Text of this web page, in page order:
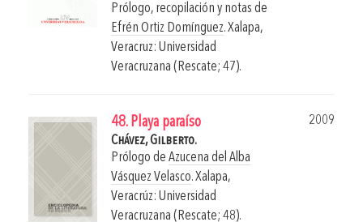
Prólogo, recopilación y notas de
Efrén Ortiz Domínguez.Xalapa,
Veracruz: Universidad
Veracruzana (Rescate; 47).
48. Playa paraíso
2009
Chávez, Gilberto.
Prólogo de Azucena del Alba
Vásquez Velasco.Xalapa,
Veracrúz: Universidad
Veracruzana (Rescate; 48).